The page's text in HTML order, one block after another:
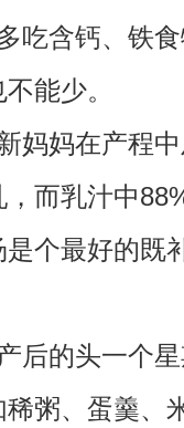
吃含钙、铁
能少。
妈妈在产程
而乳汁中
个最好的既
后的头一个
粥、蛋羹、